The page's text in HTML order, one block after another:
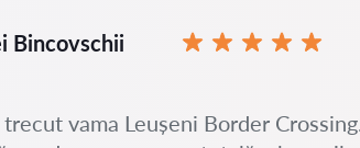
Bincovschii
vama Leușeni Border